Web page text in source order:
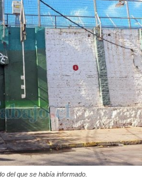
del que se había informado.